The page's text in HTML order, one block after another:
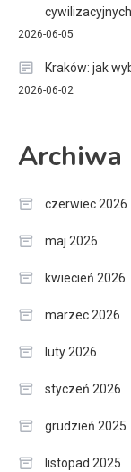
cywilizacyjnych
2026-06-05
Kraków: jak
2026-06-02
Archiwa
czerwiec 2026
maj 2026
kwiecień 2026
marzec 2026
luty 2026
styczeń 2026
grudzień 2025
listopad 2025